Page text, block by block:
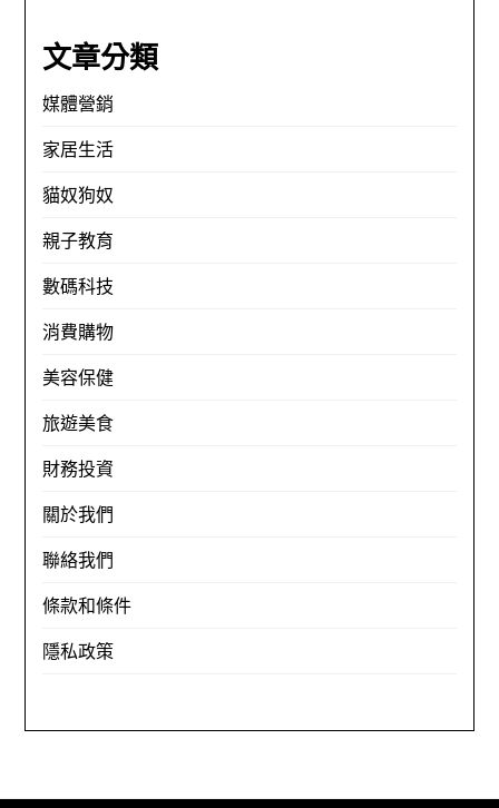
文章分類
媒體營銷
家居生活
貓奴狗奴
親子教育
數碼科技
消費購物
美容保健
旅遊美食
財務投資
關於我們
聯絡我們
條款和條件
隱私政策